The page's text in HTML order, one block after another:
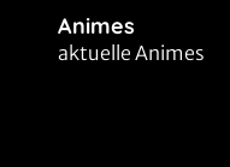
Animes
aktuelle Animes